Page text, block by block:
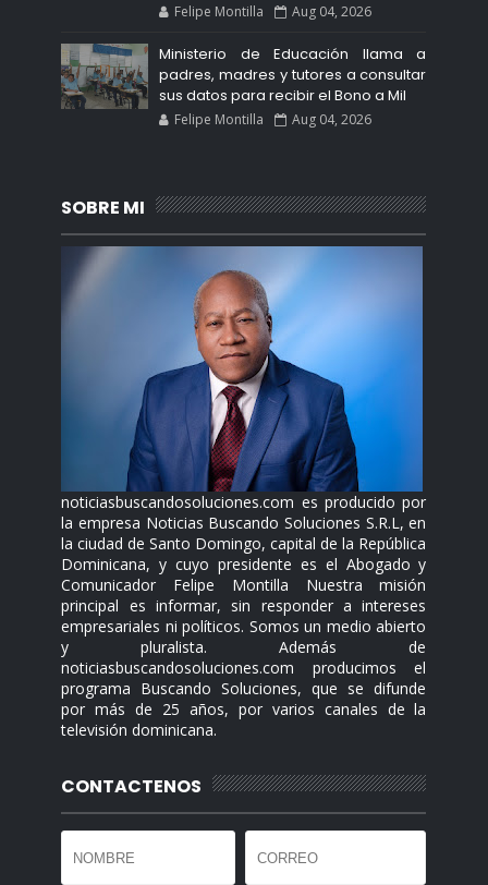
Felipe Montilla Aug 04, 2026
Ministerio de Educación llama a
padres, madres y tutores a consultar
sus datos para recibir el Bono a Mil
Felipe Montilla Aug 04, 2026
SOBRE MI
noticiasbuscandosoluciones.com es producido por
la empresa Noticias Buscando Soluciones S.R.L, en
la ciudad de Santo Domingo, capital de la República
Dominicana, y cuyo presidente es el Abogado y
Comunicador Felipe Montilla Nuestra misión
principal es informar, sin responder a intereses
empresariales ni políticos. Somos un medio abierto
y pluralista. Además de
noticiasbuscandosoluciones.com producimos el
programa Buscando Soluciones, que se difunde
por más de 25 años, por varios canales de la
televisión dominicana.
CONTACTENOS